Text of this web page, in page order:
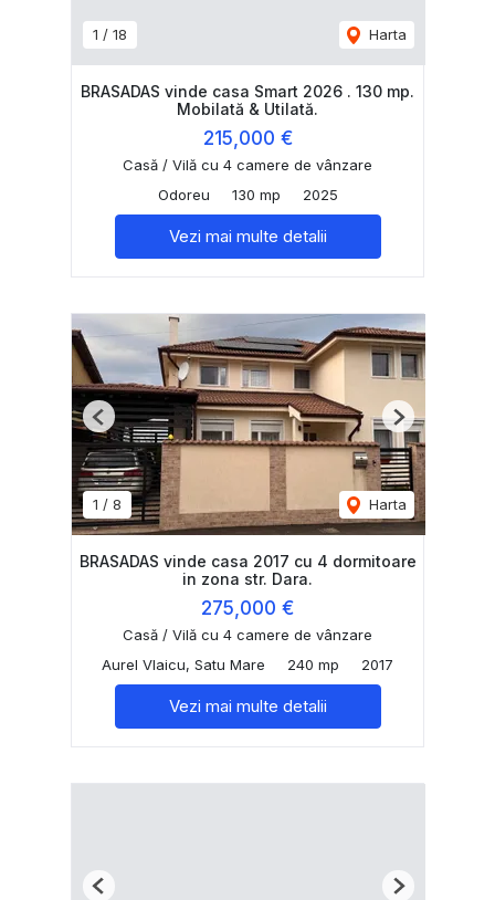
1 / 18 Harta
BRASADAS vinde casa Smart 2026 . 130 mp.
Mobilată & Utilată.
215,000 €
Casă / Vilă cu 4 camere de vânzare
Odoreu
130 mp 2025
Vezi mai multe detalii
1 / 8 Harta
Previous Next
BRASADAS vinde casa 2017 cu 4 dormitoare
in zona str. Dara.
275,000 €
Casă / Vilă cu 4 camere de vânzare
Aurel Vlaicu, Satu Mare
240 mp 2017
Vezi mai multe detalii
Previous Next